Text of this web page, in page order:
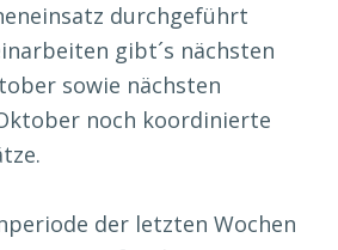
durchgeführt
gibt´s nächsten
sowie nächsten
noch koordinierte
der letzten Wochen